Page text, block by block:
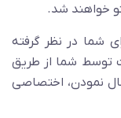
خواهند شد.
شما در نظر گرفته
توسط شما از طریق
نمودن، اختصاصی